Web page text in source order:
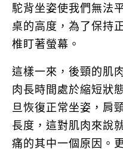
駝背坐姿使我們無法
桌的高度，為了保持
椎盯著螢幕。
這樣一來，後頸的肌
肉長時間處於縮短狀
旦恢復正常坐姿，肩
長度，這對肌肉來說
痛的其中一個原因。